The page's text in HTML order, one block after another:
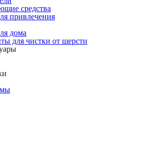
средства
привлечения
дома
для чистки от шерсти